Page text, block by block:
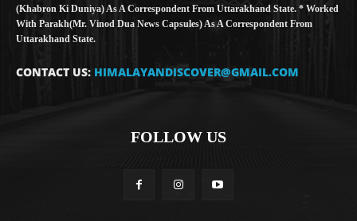
(Khabron Ki Duniya) As A Correspondent From Uttarakhand State. * Worked
With Parakh(Mr. Vinod Dua News Capsules) As A Correspondent From
Uttarakhand State.
CONTACT US: HIMALAYANDISCOVER@GMAIL.COM
FOLLOW US